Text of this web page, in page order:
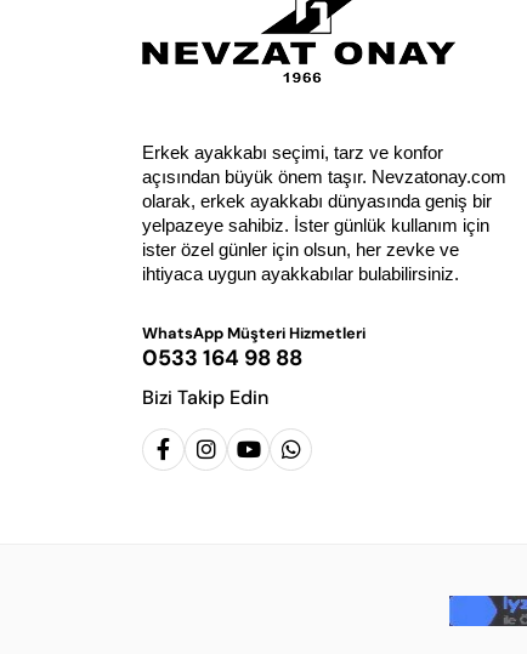
Erkek ayakkabı seçimi, tarz ve konfor
açısından büyük önem taşır. Nevzatonay.com
olarak, erkek ayakkabı dünyasında geniş bir
yelpazeye sahibiz. İster günlük kullanım için
ister özel günler için olsun, her zevke ve
ihtiyaca uygun ayakkabılar bulabilirsiniz.
WhatsApp Müşteri Hizmetleri
0533 164 98 88
Bizi Takip Edin